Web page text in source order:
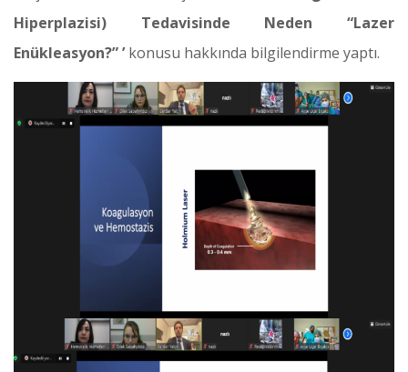
Hiperplazisi) Tedavisinde Neden “Lazer
Enükleasyon?” ’konusu hakkında bilgilendirme yaptı.